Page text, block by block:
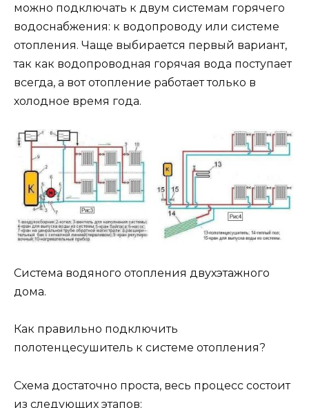
можно подключать к двум системам горячего
водоснабжения: к водопроводу или системе
отопления. Чаще выбирается первый вариант,
так как водопроводная горячая вода поступает
всегда, а вот отопление работает только в
холодное время года.
Система водяного отопления двухэтажного
дома.
Как правильно подключить
полотенцесушитель к системе отопления?
Схема достаточно проста, весь процесс состоит
из следующих этапов: